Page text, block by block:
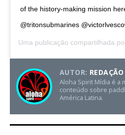
of the history-making mission
@tritonsubmarines
Uma publicação compartilhada
AUTOR:
Aloha Spirit Mídia é a
conteúdo sobre
América Latina.